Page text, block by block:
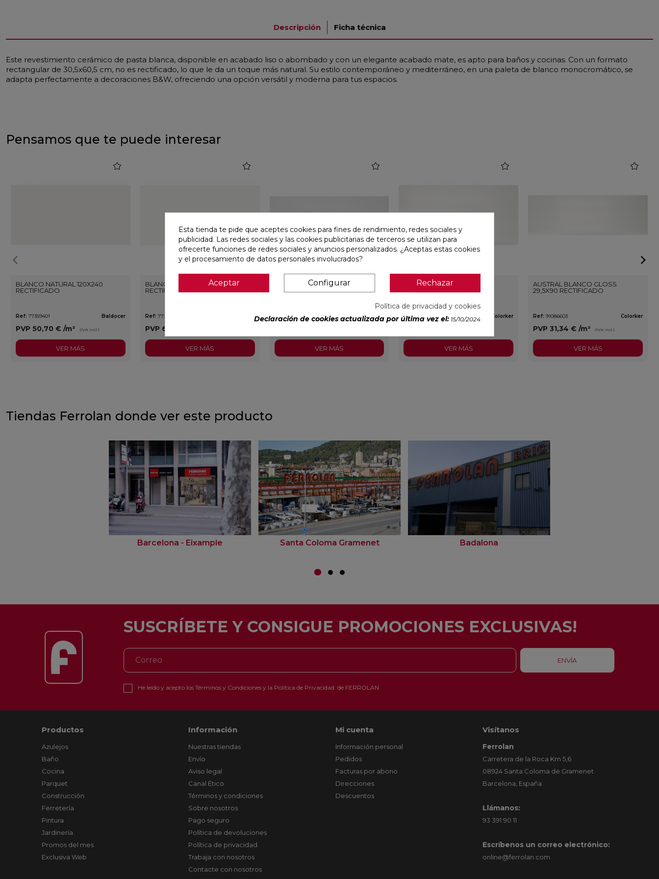
Descripción Ficha técnica
Este revestimiento cerámico de pasta blanca, disponible en acabado liso o abombado y con un elegante acabado mate, es apto para baños y cocinas. Con un formato
rectangular de 30,5x60,5 cm, no es rectificado, lo que le da un toque más natural. Su estilo contemporáneo y mediterráneo, en una paleta de blanco monocromático, se
adapta perfectamente a decoraciones B&W, ofreciendo una opción versátil y moderna para tus espacios.
Pensamos que te puede interesar
BLANCO NATURAL 120X240
RECTIFICADO
Ref: 77359401 Baldocer
PVP 50,70 € /m² (IVA incl.)
favorite
VER MÁS
BLANCO PULIDO 120X240
RECTIFICADO
Ref: 77359406 Baldocer
PVP 62,80 €
favorite
VER MÁS
IMPULSE WHITE MATE 31,6X100
RECTIFICADO
Ref: 91080301 Colorker
VER MÁS
AUSTRAL BLANCO GLOSS
Ref: 91086600 Colorker
VER MÁS
AUSTRAL BLANCO GLOSS
29,5X90 RECTIFICADO
Ref: 91086603 Colorker
PVP 31,34 €/m² (IVA incl.)
favorite
VER MÁS
Tiendas Ferrolan donde ver este producto
Barcelona - Eixample Santa Coloma Gramenet Badalona
SUSCRÍBETE Y CONSIGUE PROMOCIONES EXCLUSIVAS!
He leído y acepto los Términos y Condicionesy la Política de Privacidad de FERROLAN
Productos
Azulejos
Baño
Cocina
Parquet
Construcción
Ferretería
Pintura
Jardinería
Promos del mes
Exclusiva Web
Información
Nuestras tiendas
Envío
Aviso legal
Canal Ético
Términos y condiciones
Sobre nosotros
Pago seguro
Política de devoluciones
Política de privacidad
Trabaja con nosotros
Contacte con nosotros
Mi cuenta
Información personal
Pedidos
Facturas por abono
Direcciones
Descuentos
Visítanos
Ferrolan
Carretera de la Roca Km 5,6
08924 Santa Coloma de Gramenet
Barcelona, España
Llámanos:
93 391 90 11
Escríbenos un correo electrónico:
online@ferrolan.com
Esta tienda te pide que aceptes cookies para fines de rendimiento, redes sociales y
publicidad. Las redes sociales y las cookies publicitarias de terceros se utilizan para
ofrecerte funciones de redes sociales y anuncios personalizados. ¿Aceptas estas cookies
y el procesamiento de datos personales involucrados?
Aceptar Configurar Rechazar
Política de privacidad y cookies
Declaración de cookies actualizada por última vez el: 15/10/2024